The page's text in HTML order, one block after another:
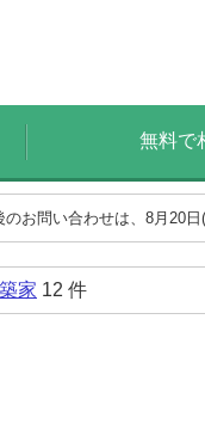
無料で
のお問い合わせは、8月20
家 12 件